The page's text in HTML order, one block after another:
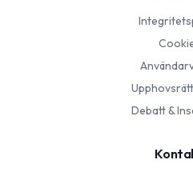
Debatt &